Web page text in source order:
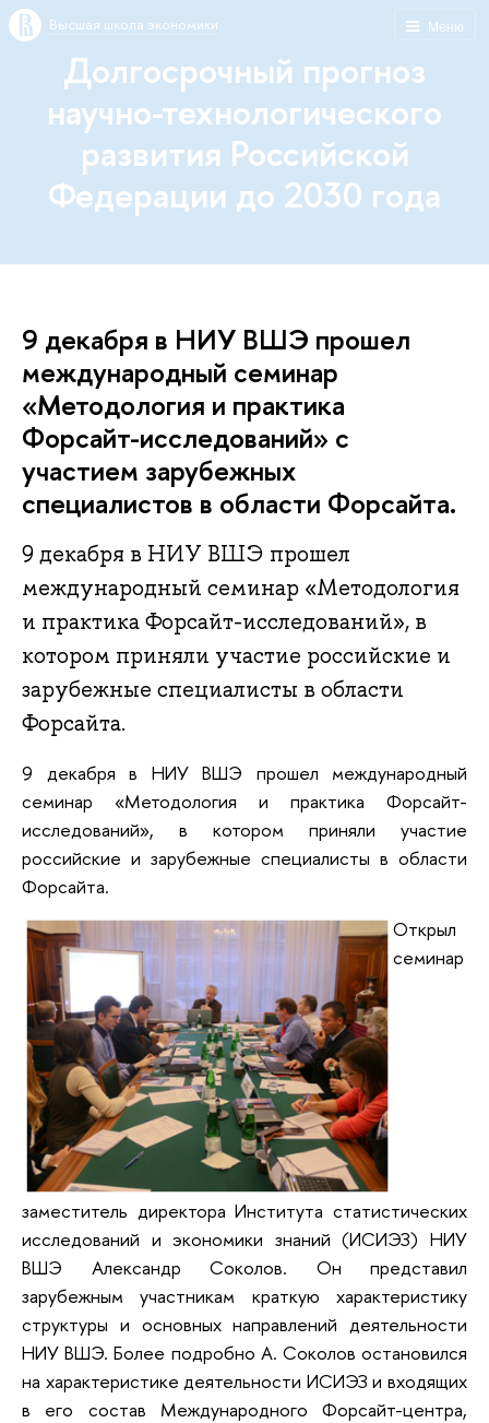
Меню
Высшая школа экономики
Долгосрочный прогноз
научно-технологического
развития Российской
Федерации до 2030 года
9 декабря в НИУ ВШЭ прошел
международный семинар
«Методология и практика
Форсайт-исследований» с
участием зарубежных
специалистов в области Форсайта.
9 декабря в НИУ ВШЭ прошел
международный семинар «Методология
и практика Форсайт-исследований», в
котором приняли участие российские и
зарубежные специалисты в области
Форсайта.
9 декабря в НИУ ВШЭ прошел международный
семинар «Методология и практика Форсайт-
исследований», в котором приняли участие
российские и зарубежные специалисты в области
Форсайта.
Открыл
семинар
заместитель директора Института статистических
исследований и экономики знаний (ИСИЭЗ) НИУ
ВШЭ Александр Соколов. Он представил
зарубежным участникам краткую характеристику
структуры и основных направлений деятельности
НИУ ВШЭ. Более подробно А. Соколов остановился
на характеристике деятельности ИСИЭЗ и входящих
в его состав Международного Форсайт-центра,